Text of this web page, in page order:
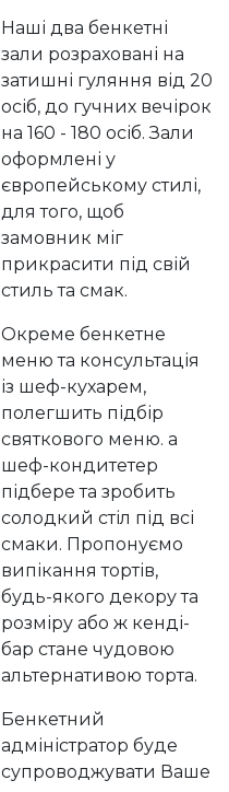
Наші два бенкетні
зали розраховані на
затишні гуляння від 20
осіб, до гучних вечірок
на 160 - 180 осіб. Зали
оформлені у
європейському стилі,
для того, щоб
замовник міг
прикрасити під свій
стиль та смак.
Окреме бенкетне
меню та консультація
із шеф-кухарем,
полегшить підбір
святкового меню. а
шеф-кондитетер
підбере та зробить
солодкий стіл під всі
смаки. Пропонуємо
випікання тортів,
будь-якого декору та
розміру або ж кенді-
бар стане чудовою
альтернативою торта.
Бенкетний
адміністратор буде
супроводжувати Ваше